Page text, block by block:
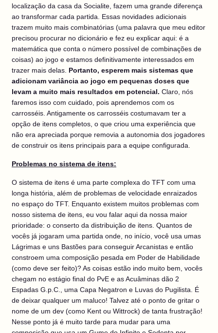
localização da casa da Socialite, fazem uma grande diferença
ao transformar cada partida. Essas novidades adicionais
trazem muito mais combinatórias (uma palavra que meu editor
precisou procurar no dicionário e fez eu explicar aqui: é a
matemática que conta o número possível de combinações de
coisas) ao jogo e estamos definitivamente interessados em
trazer mais delas. Portanto, esperem mais sistemas que
adicionam variância ao jogo em pequenas doses que
levam a muito mais resultados em potencial. Claro, nós
faremos isso com cuidado, pois aprendemos com os
carrosséis. Antigamente os carrosséis costumavam ter a
opção de itens completos, o que criou uma experiência que
não era apreciada porque removia a autonomia dos jogadores
de construir os itens principais para a equipe configurada.
Problemas no sistema de itens:
O sistema de itens é uma parte complexa do TFT com uma
longa história, além de problemas de velocidade enraizados
no espaço do TFT. Enquanto existem muitos problemas com
nosso sistema de itens, eu vou falar aqui da nossa maior
prioridade: o conserto da distribuição de itens. Quantos de
vocês já jogaram uma partida onde, no início, você usa umas
Lágrimas e uns Bastões para conseguir Arcanistas e então
constroem uma composição pesada em Poder de Habilidade
(como deve ser feito)? As coisas estão indo muito bem, vocês
chegam no estágio final do PvE e as Acuâminas dão 2
Espadas G.p.C., uma Capa Negatron e Luvas do Pugilista. É
de deixar qualquer um maluco! Talvez até o ponto de gritar o
nome de um dev (como Kent ou Wittrock) de tanta frustração!
Nesse ponto já é muito tarde para mudar para uma